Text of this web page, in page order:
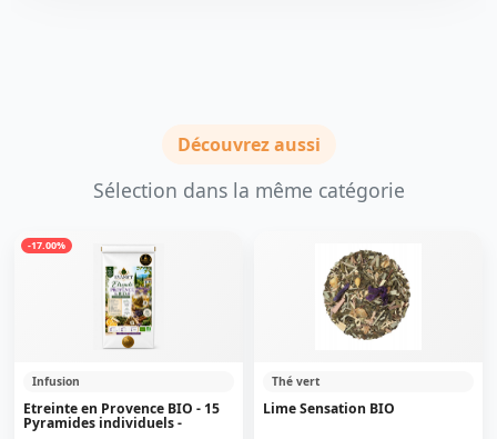
Découvrez aussi
Sélection dans la même catégorie
-17.00%
Infusion
Etreinte en Provence BIO - 15
Pyramides individuels -
Thé vert
Lime Sensation BIO